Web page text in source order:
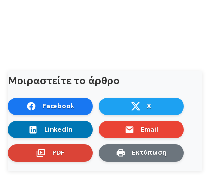
Μοιραστείτε το άρθρο
Facebook X
LinkedIn Email
PDF Εκτύπωση